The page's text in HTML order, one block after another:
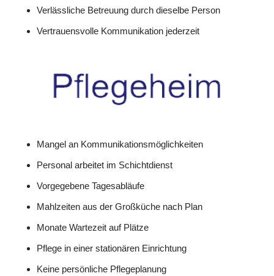
Verlässliche Betreuung durch dieselbe Person
Vertrauensvolle Kommunikation jederzeit
Mangel an Kommunikationsmöglichkeiten
Personal arbeitet im Schichtdienst
Vorgegebene Tagesabläufe
Mahlzeiten aus der Großküche nach Plan
Monate Wartezeit auf Plätze
Pflege in einer stationären Einrichtung
Keine persönliche Pflegeplanung